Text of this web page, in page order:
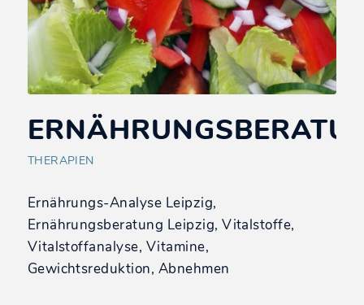
THERAPIEN
Ernährungs-Analyse Leipzig,
Ernährungsberatung Leipzig, Vitalstoffe,
Vitalstoffanalyse, Vitamine,
Gewichtsreduktion, Abnehmen